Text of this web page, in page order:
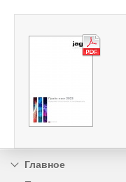
Главное